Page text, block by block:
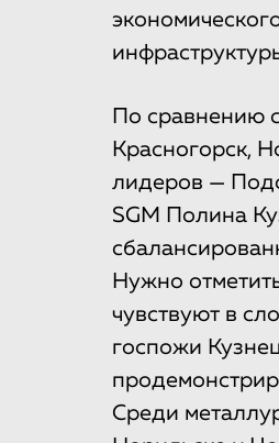
По сравнению
Красногорск,
лидеров —
SGM Полина
Нужно
чувствуют в
госпожи
Среди